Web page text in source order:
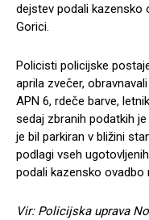
dejstev podali kazensko
Gorici.
Policisti policijske
aprila zvečer,
APN 6, rdeče barve,
sedaj zbranih podatkih
je bil parkiran v bližini
podlagi vseh
podali kazensko ovadbo
Vir: Policijska uprava